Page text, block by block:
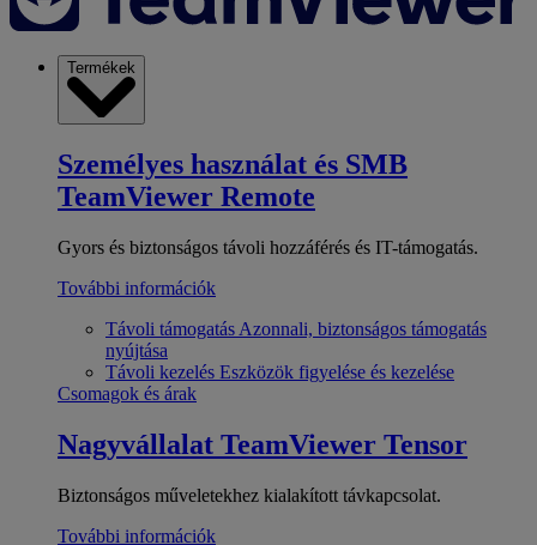
Termékek
Személyes használat és SMB
TeamViewer Remote
Gyors és biztonságos távoli hozzáférés és IT-támogatás.
További információk
Távoli támogatás Azonnali, biztonságos támogatás
nyújtása
Távoli kezelés Eszközök figyelése és kezelése
Csomagok és árak
Nagyvállalat TeamViewer Tensor
Biztonságos műveletekhez kialakított távkapcsolat.
További információk